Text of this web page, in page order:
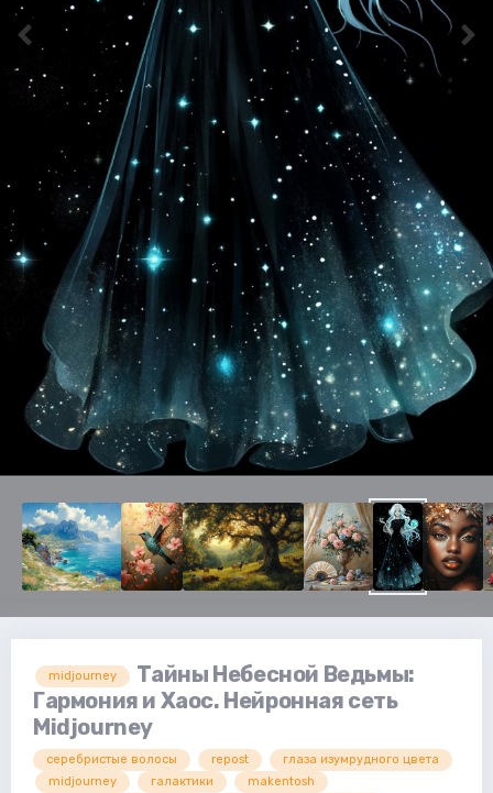
midjourney
Тайны Небесной Ведьмы:
Гармония и Хаос. Нейронная сеть
Midjourney
серебристые волосы repost
глаза изумрудного цвета
midjourney
галактики
makentosh